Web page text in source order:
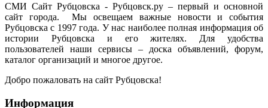
СМИ Сайт Рубцовска - Рубцовск.ру – первый и основной
сайт города. Мы освещаем важные новости и события
Рубцовска с 1997 года. У нас наиболее полная информация об
истории Рубцовска и его жителях. Для удобства
пользователей наши сервисы – доска объявлений, форум,
каталог организаций и многое другое.
Добро пожаловать на сайт Рубцовска!
Информация